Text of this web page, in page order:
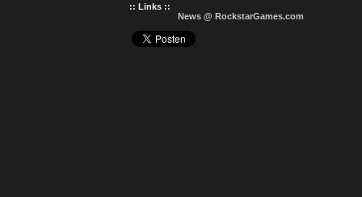
:: Links ::
News @ RockstarGames.com